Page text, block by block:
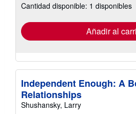
las
tarifas
envío
Cantidad disponible: 1 disponibles
Añadir al
Independent Enough: A
Relationships
Shushansky, Larry